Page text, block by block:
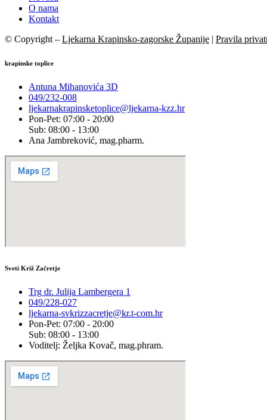
O nama
Kontakt
© Copyright – Ljekarna Krapinsko-zagorske Županije | Pravila
krapinske toplice
Antuna Mihanovića 3D
049/232-008
ljekarnakrapinsketoplice@ljekarna-kzz.hr
Pon-Pet: 07:00 - 20:00
Sub: 08:00 - 13:00
Ana Jambreković, mag.pharm.
Sveti Križ Začretje
Trg dr. Julija Lambergera 1
049/228-027
ljekarna-svkrizzacretje@kr.t-com.hr
Pon-Pet: 07:00 - 20:00
Sub: 08:00 - 13:00
Voditelj: Željka Kovač, mag.phram.